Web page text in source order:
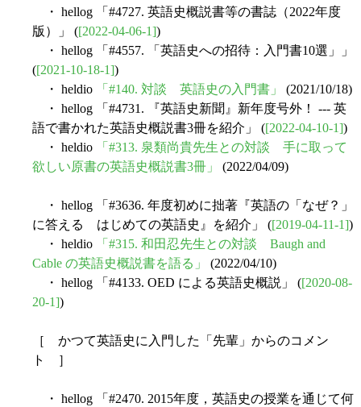
・ hellog 「#4727. 英語史概説書等の書誌（2022年度
版）」 ([2022-04-06-1])
・ hellog 「#4557. 「英語史への招待：入門書10選」」
([2021-10-18-1])
・ heldio
「#140. 対談 英語史の入門書」
(2021/10/18)
・ hellog 「#4731. 『英語史新聞』新年度号外！ --- 英
語で書かれた英語史概説書3冊を紹介」 ([2022-04-10-1])
・ heldio
「#313. 泉類尚貴先生との対談 手に取って
欲しい原書の英語史概説書3冊」
(2022/04/09)
・ hellog 「#3636. 年度初めに拙著『英語の「なぜ？」
に答える はじめての英語史』を紹介」 ([2019-04-11-1])
・ heldio
「#315. 和田忍先生との対談 Baugh and
Cable の英語史概説書を語る」
(2022/04/10)
・ hellog 「#4133. OED による英語史概説」 ([2020-08-
20-1])
［ かつて英語史に入門した「先輩」からのコメン
ト ］
・ hellog 「#2470. 2015年度，英語史の授業を通じて何